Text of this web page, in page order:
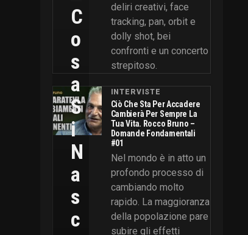
deliri creativi, face
tracking, pan, orbit e
dolly shot, bei
confronti e un concerto
strepitoso.
INTERVISTE
Ciò Che Sta Per Accadere
Cambierà Per Sempre La
Tua Vita. Rocco Bruno –
Domande Fondamentali
#01
Nel mondo è in atto un
profondo processo di
cambiando molto
rapido. La maggioranza
della popolazione pare
subire gli effetti
C
O
S
A
S
I
N
A
S
C